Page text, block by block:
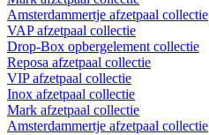
Amsterdammertje afzetpaal collectie
VAP afzetpaal collectie
Drop-Box opbergelement collectie
Reposa afzetpaal collectie
VIP afzetpaal collectie
Inox afzetpaal collectie
Mark afzetpaal collectie
Amsterdammertje afzetpaal collectie